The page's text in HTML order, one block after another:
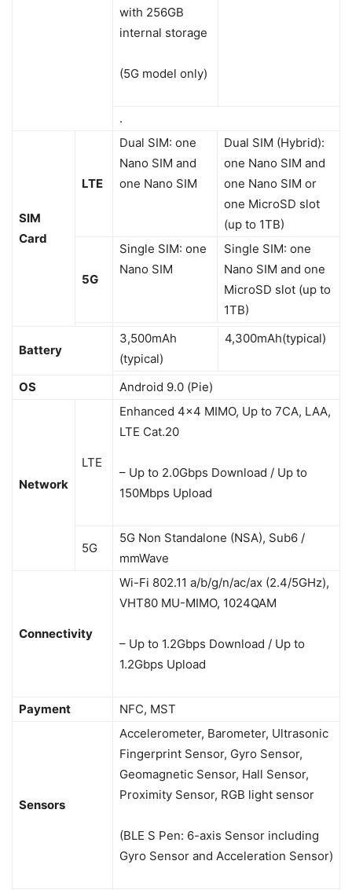
with 256GB
internal storage
(5G model only)
.
SIM
Card
LTE
Dual SIM: one
Nano SIM and
one Nano SIM
Dual SIM (Hybrid):
one Nano SIM and
one Nano SIM or
one MicroSD slot
(up to 1TB)
5G
Single SIM: one
Nano SIM
Single SIM: one
Nano SIM and one
MicroSD slot (up to
1TB)
Battery
3,500mAh
(typical)
4,300mAh(typical)
OS Android 9.0 (Pie)
Network
LTE
Enhanced 4×4 MIMO, Up to 7CA, LAA,
LTE Cat.20
– Up to 2.0Gbps Download / Up to
150Mbps Upload
5G
5G Non Standalone (NSA), Sub6 /
mmWave
Connectivity
Wi-Fi 802.11 a/b/g/n/ac/ax (2.4/5GHz),
VHT80 MU-MIMO, 1024QAM
– Up to 1.2Gbps Download / Up to
1.2Gbps Upload
Payment NFC, MST
Sensors
Accelerometer, Barometer, Ultrasonic
Fingerprint Sensor, Gyro Sensor,
Geomagnetic Sensor, Hall Sensor,
Proximity Sensor, RGB light sensor
(BLE S Pen: 6-axis Sensor including
Gyro Sensor and Acceleration Sensor)